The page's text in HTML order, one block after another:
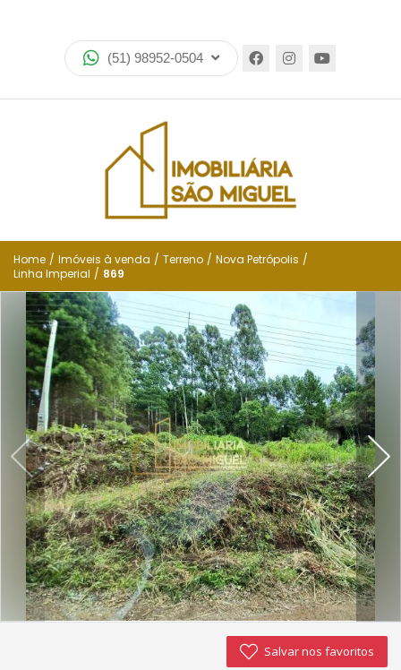
(51) 98952-0504
Imóveis
Encomende seu imóvel
Financiamento
Negocie seu imóvel
Simulador de financiamento
Negocie seu imóvel
Imóveis favoritos
Contato
Home / Imóveis à venda / Terreno / Nova Petrópolis /
Linha Imperial / 869
Salvar nos favoritos